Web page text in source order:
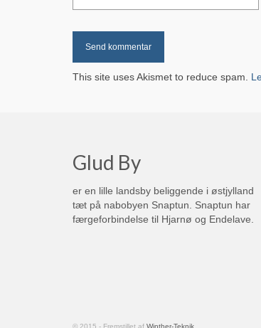
This site uses Akismet to reduce spam.
Glud By
er en lille landsby beliggende i østjylland
tæt på nabobyen Snaptun. Snaptun har
færgeforbindelse til Hjarnø og Endelave.
© 2015 - Fremstillet af Winther-Teknik